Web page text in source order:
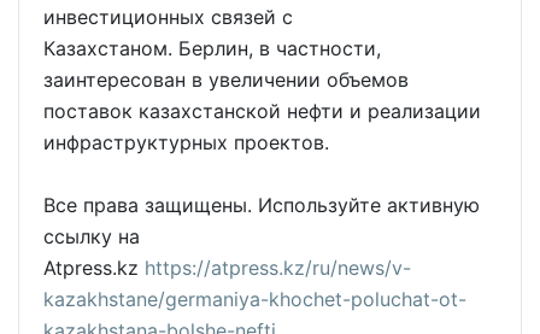
инвестиционных связей с
Казахстаном. Берлин, в частности,
заинтересован в увеличении объемов
поставок казахстанской нефти и реализации
инфраструктурных проектов.
Все права защищены. Используйте активную
ссылку на
Atpress.kz https://atpress.kz/ru/news/v-
kazakhstane/germaniya-khochet-poluchat-ot-